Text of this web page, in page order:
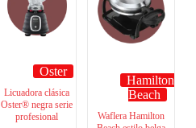
Oster
Licuadora clásica
Oster® negra serie
profesional
Hamilton
Beach
Waflera Hamilton